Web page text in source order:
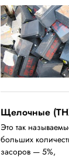
Щелочные
Это так
больших
засоров — 5%,